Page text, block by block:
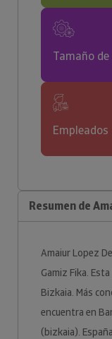
Tamaño
Empleados
Resumen de
Amaiur Lopez
Gamiz Fika.
Bizkaia. Más
encuentra en
(bizkaia).